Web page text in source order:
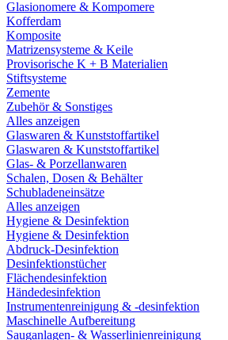
Glasionomere & Kompomere
Kofferdam
Komposite
Matrizensysteme & Keile
Provisorische K + B Materialien
Stiftsysteme
Zemente
Zubehör & Sonstiges
Alles anzeigen
Glaswaren & Kunststoffartikel
Glaswaren & Kunststoffartikel
Glas- & Porzellanwaren
Schalen, Dosen & Behälter
Schubladeneinsätze
Alles anzeigen
Hygiene & Desinfektion
Hygiene & Desinfektion
Abdruck-Desinfektion
Desinfektionstücher
Flächendesinfektion
Händedesinfektion
Instrumentenreinigung & -desinfektion
Maschinelle Aufbereitung
Sauganlagen- & Wasserlinienreinigung